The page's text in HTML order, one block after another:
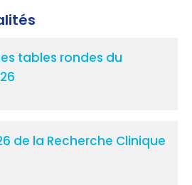
tables rondes du
de la Recherche Clinique